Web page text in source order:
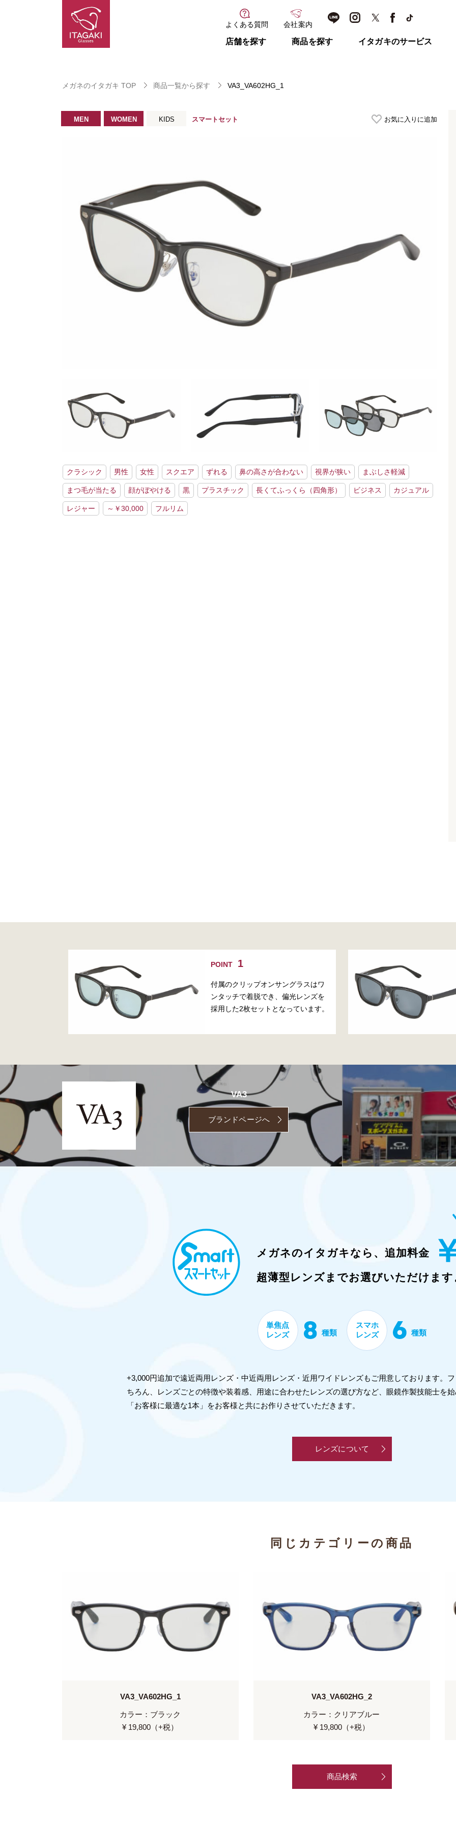
よくある質問 会社案内
店舗を探す 商品を探す イタガキのサービス
メガネのイタガキ TOP 商品一覧から探す VA3_VA602HG_1
MEN WOMEN KIDS スマートセット お気に入りに追加
クラシック 男性 女性 スクエア ずれる 鼻の高さが合わない 視界が狭い まぶしさ軽減
まつ毛が当たる 顔がぼやける 黒 プラスチック 長くてふっくら（四角形） ビジネス カジュアル
レジャー ～￥30,000 フルリム
POINT
付属のクリップオンサングラスはワ
ンタッチで着脱でき、偏光レンズを
採用した2枚セットとなっています。
VA3
ブランドページへ
メガネのイタガキなら、追加料金
超薄型レンズまでお選びいただけます
単焦点
レンズ
種類
スマホ
レンズ
種類
+3,000円追加で遠近両用レンズ・中近両用レンズ・近用ワイドレンズもご用意しております。
ちろん、レンズごとの特徴や装着感、用途に合わせたレンズの選び方など、眼鏡作製技能士を
「お客様に最適な1本」をお客様と共にお作りさせていただきます。
レンズについて
同じカテゴリーの商品
VA3_VA602HG_1
カラー：ブラック
¥ 19,800（+税）
VA3_VA602HG_2
カラー：クリアブルー
¥ 19,800（+税）
商品検索